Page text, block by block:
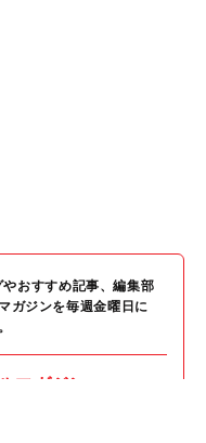
おすすめ記事、編集部
ガジンを毎週金曜日に
マガジン